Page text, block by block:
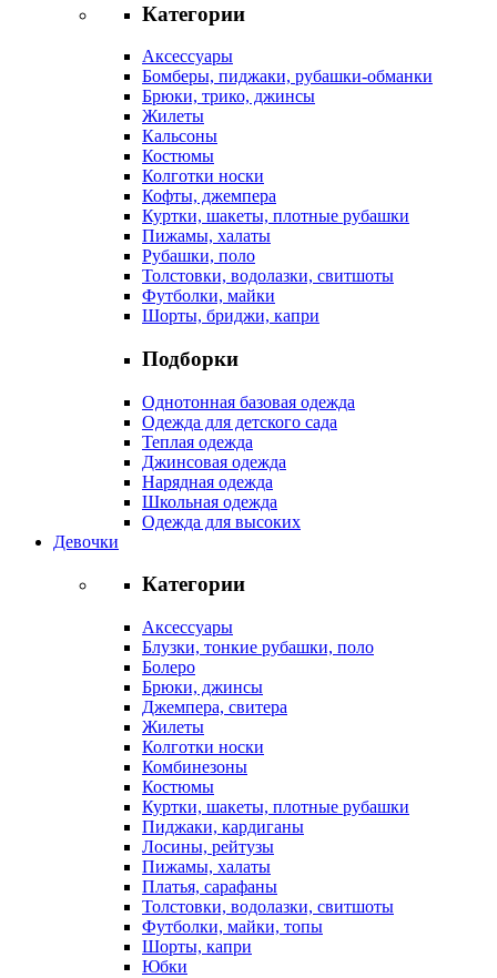
Категории
Аксессуары
Бомберы, пиджаки, рубашки-обманки
Брюки, трико, джинсы
Жилеты
Кальсоны
Костюмы
Колготки носки
Кофты, джемпера
Куртки, шакеты, плотные рубашки
Пижамы, халаты
Рубашки, поло
Толстовки, водолазки, свитшоты
Футболки, майки
Шорты, бриджи, капри
Подборки
Однотонная базовая одежда
Одежда для детского сада
Теплая одежда
Джинсовая одежда
Нарядная одежда
Школьная одежда
Одежда для высоких
Девочки
Категории
Аксессуары
Блузки, тонкие рубашки, поло
Болеро
Брюки, джинсы
Джемпера, свитера
Жилеты
Колготки носки
Комбинезоны
Костюмы
Куртки, шакеты, плотные рубашки
Пиджаки, кардиганы
Лосины, рейтузы
Пижамы, халаты
Платья, сарафаны
Толстовки, водолазки, свитшоты
Футболки, майки, топы
Шорты, капри
Юбки